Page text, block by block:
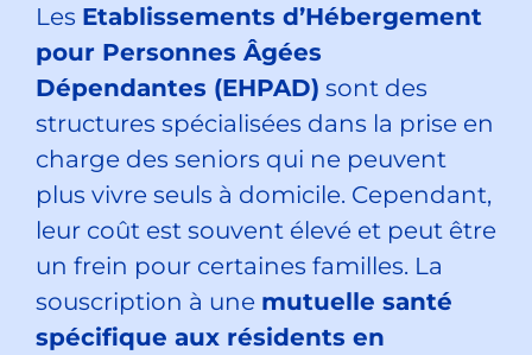
Les Etablissements d’Hébergement
pour Personnes Âgées
Dépendantes (EHPAD) sont des
structures spécialisées dans la prise en
charge des seniors qui ne peuvent
plus vivre seuls à domicile. Cependant,
leur coût est souvent élevé et peut être
un frein pour certaines familles. La
souscription à une mutuelle santé
spécifique aux résidents en